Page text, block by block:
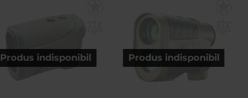
Produs indisponibil Produs indisponibil